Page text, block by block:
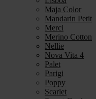
Maja Color
Mandarin Petit
Merci
Merino Cotton
Nellie
Nova Vita 4
Palet
Parigi
Poppy
Scarlet